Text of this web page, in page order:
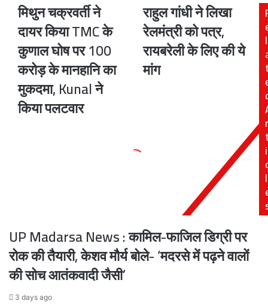
मिथुन
चक्रवर्ती
ने
दायर
किया
TMC
के
कुणाल
घोष
किया
पलटवार
मिथुन चक्रवर्ती ने
दायर किया TMC के
कुणाल घोष पर 100
करोड़ के मानहानि का
मुकदमा, Kunal ने
किया पलटवार
राहुल
गांधी
ने
लिखा
रेलमंत्री
को
राहुल गांधी ने लिखा
रेलमंत्री को पत्र,
रायबरेली के लिए की ये
मांग
l
r
i
l
UP Madarsa News : कामिल-फाजिल डिग्री पर
रोक की तैयारी, केशव मौर्य बोले- ‘मदरसे में पढ़ने वालों
की सोच आतंकवादी जैसी’
3 days ago